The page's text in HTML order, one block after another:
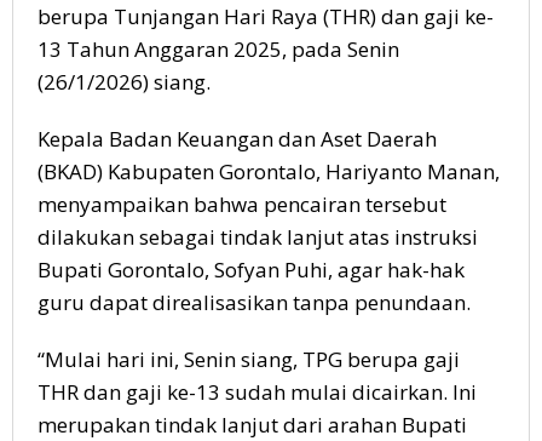
berupa Tunjangan Hari Raya (THR) dan gaji ke-
13 Tahun Anggaran 2025, pada Senin
(26/1/2026) siang.
Kepala Badan Keuangan dan Aset Daerah
(BKAD) Kabupaten Gorontalo, Hariyanto Manan,
menyampaikan bahwa pencairan tersebut
dilakukan sebagai tindak lanjut atas instruksi
Bupati Gorontalo, Sofyan Puhi, agar hak-hak
guru dapat direalisasikan tanpa penundaan.
“Mulai hari ini, Senin siang, TPG berupa gaji
THR dan gaji ke-13 sudah mulai dicairkan. Ini
merupakan tindak lanjut dari arahan Bupati